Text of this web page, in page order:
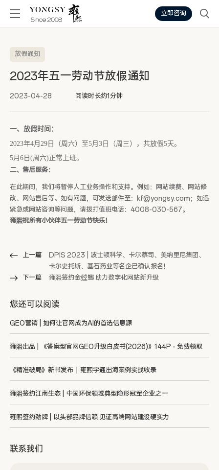
立即咨询
放假通知
2023年五一劳动节放假通知
2023-04-28 阅读时长约1分钟
一、放假时间：
2023年4月29日（周六）至5月3日（周三），共放假5天。
5月6日(周六)正常上班。
二、售后服务：
在此期间，我们将暂停人工业务操作和支持。例如：网站续费、网站修
改、网站售后等。如有问题，可发送邮件至：kf@yongsy.com；如遇
紧急或网站咨询等问题，请拨打值班电话：4008-030-567。
雍熙祝所有小伙伴五一劳动节快乐！
上一篇
DPIS 2023 | 波士顿科学、卡尔蔡司、美纳里尼集团、
卡尔史托斯、基石药业等名企已确认报名！
下一篇
雍熙签约金螳螂 助力数字化网站新升级
您还可以阅读
GEO营销 | 如何让官网成为AI的首选信息源
雍熙出品 | 《答案型官网GEO升级白皮书(2026)》144P - 免费领取
《精准破局》新书发布｜雍熙宇通出海案例实战收录
雍熙签约江南生态 | 中国环保领域典型隐形冠军企业之一
雍熙签约劲牌 | 以头部品牌信赖 见证高端网站建设硬实力
联系我们